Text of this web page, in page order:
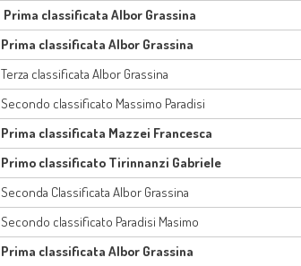
Prima classificata Albor Grassina
Prima classificata Albor Grassina
Terza classificata Albor Grassina
Secondo classificato Massimo Paradisi
Prima classificata Mazzei Francesca
Primo classificato Tirinnanzi Gabriele
Seconda Classificata Albor Grassina
Secondo classificato Paradisi Masimo
Prima classificata Albor Grassina